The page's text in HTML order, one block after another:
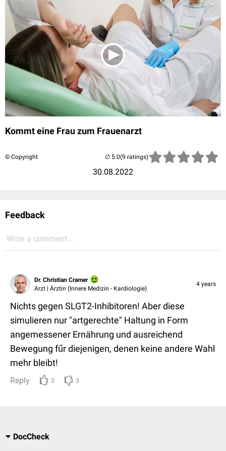
Kommt eine Frau zum Frauenarzt
© Copyright
30.08.2022
(9 ratings)
Feedback
Write a comment...
Dr. Christian Cramer
Arzt | Ärztin (Innere Medizin - Kardiologie)
4 years
Nichts gegen SLGT2-Inhibitoren! Aber diese
simulieren nur "artgerechte" Haltung in Form
angemessener Ernährung und ausreichend
Bewegung fűr diejenigen, denen keine andere Wahl
mehr bleibt!
Reply 3 3
DocCheck